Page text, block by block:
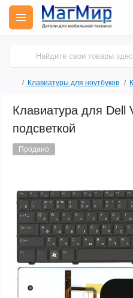
Клавиатуры для ноутбуков
Клавиатура для Dell
подсветкой
Продано